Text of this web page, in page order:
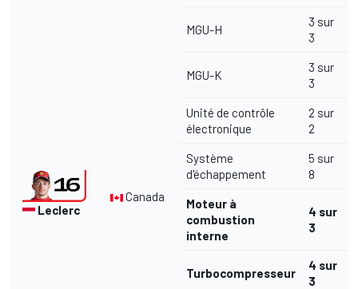
Leclerc
Canada
MGU-H
3 sur
3
MGU-K
3 sur
3
Unité de contrôle
électronique
2 sur
2
Système
d'échappement
5 sur
8
Moteur à
combustion
interne
4 sur
3
Turbocompresseur
4 sur
3